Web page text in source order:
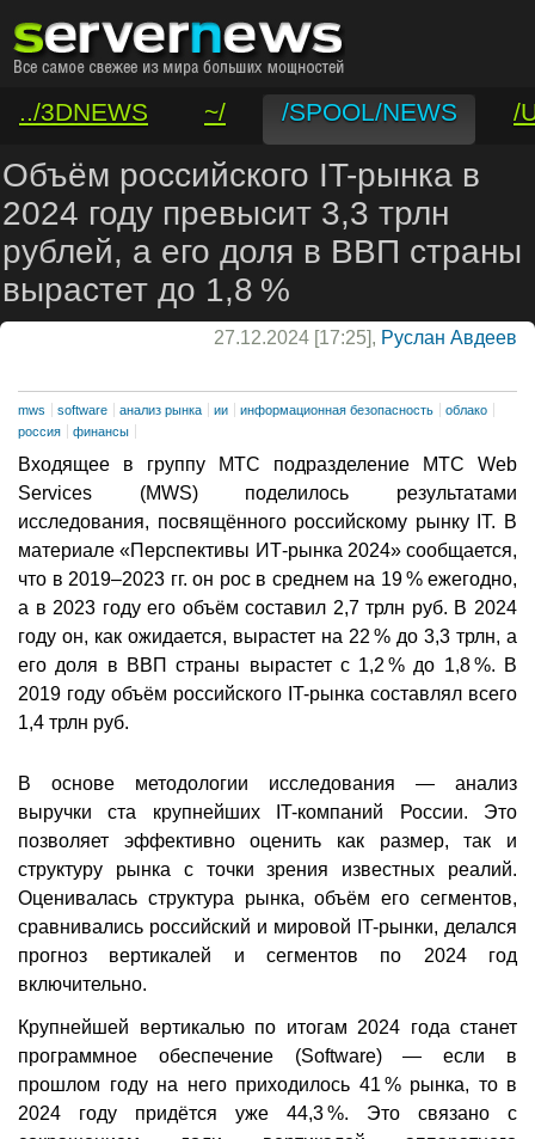
../3DNEWS ~/ /SPOOL/NEWS
/
/VAR/CONTACT
Объём российского IT-рынка в
2024 году превысит 3,3 трлн
рублей, а его доля в ВВП страны
вырастет до 1,8 %
27.12.2024 [17:25], Руслан Авдеев
mws software анализ рынка ии информационная безопасность
облако
россия
финансы
Входящее в группу МТС подразделение МТС Web
Services (MWS) поделилось результатами
исследования, посвящённого российскому рынку IT. В
материале «Перспективы ИТ-рынка 2024» сообщается,
что в 2019–2023 гг. он рос в среднем на 19 % ежегодно,
а в 2023 году его объём составил 2,7 трлн руб. В 2024
году он, как ожидается, вырастет на 22 % до 3,3 трлн, а
его доля в ВВП страны вырастет с 1,2 % до 1,8 %. В
2019 году объём российского IT-рынка составлял всего
1,4 трлн руб.
В основе методологии исследования — анализ
выручки ста крупнейших IT-компаний России. Это
позволяет эффективно оценить как размер, так и
структуру рынка с точки зрения известных реалий.
Оценивалась структура рынка, объём его сегментов,
сравнивались российский и мировой IT-рынки, делался
прогноз вертикалей и сегментов по 2024 год
включительно.
Крупнейшей вертикалью по итогам 2024 года станет
программное обеспечение (Software) — если в
прошлом году на него приходилось 41 % рынка, то в
2024 году придётся уже 44,3 %. Это связано с